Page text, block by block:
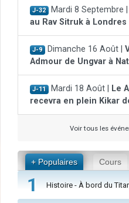
J-32 Mardi 8 Septembre |
au Rav Sitruk à
J-9 Dimanche 16 Août |
Admour de Ungvar à
J-11 Mardi 18 Août |
Le
recevra en plein Kikar
Voir tous les
+ Populaires Cours
1 Histoire - À bord du